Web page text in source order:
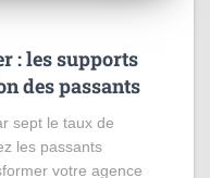
: les supports
des passants
sept le taux de
les passants
votre agence